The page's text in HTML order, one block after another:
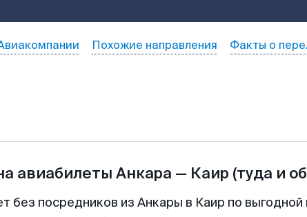
Похожие направления Факты о
авиабилеты Анкара — Каир (туда и
без посредников из Анкары в Каир по